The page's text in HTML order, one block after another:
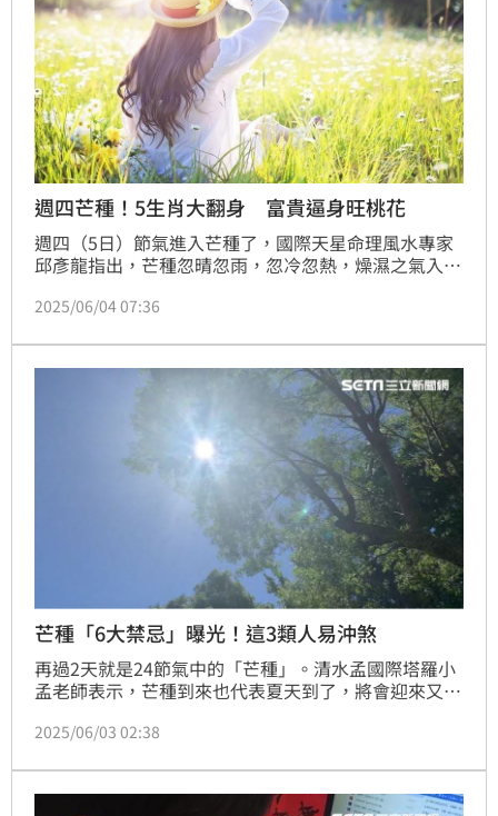
週四芒種！5生肖大翻身 富貴逼身旺桃花
週四（5日）節氣進入芒種了，國際天星命理風水專家
邱彥龍指出，芒種忽晴忽雨，忽冷忽熱，燥濕之氣入
翻身，為自己命運大洗牌，其中生肖鼠者，工作會帶來
時間自帶好運、貴人加持，生肖羊者要記住幫助別人就
等於幫助自己，善善循環，屬狗者，這段時間把服務做
到位，會有快速之財，好運降臨。
2025/06/04 07:36
芒種「6大禁忌」曝光！這3類人易沖煞
再過2天就是24節氣中的「芒種」。清水孟國際塔羅小
孟老師表示，芒種到來也代表夏天到了，將會迎來又燥
類人當天沖煞，不宜前往較陰暗的地方，以免影響到自
2025/06/03 02:38